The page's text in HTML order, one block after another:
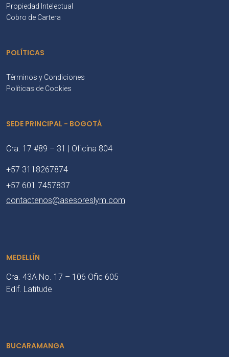
Propiedad Intelectual
Cobro de Cartera
POLÍTICAS
Términos y Condiciones
Políticas de Cookies
SEDE PRINCIPAL - BOGOTÁ
Cra. 17 #89 – 31 | Oficina 804
+57 3118267874
+57 601 7457837
contactenos@asesoreslym.com
MEDELLÍN
Cra. 43A No. 17 – 106 Ofic 605
Edif. Latitude
BUCARAMANGA